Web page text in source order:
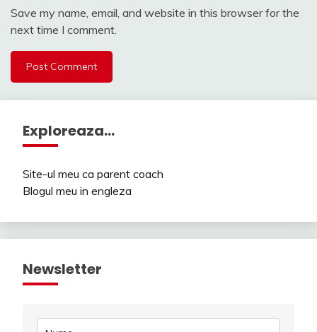
Save my name, email, and website in this browser for the
next time I comment.
Exploreaza…
Site-ul meu ca parent coach
Blogul meu in engleza
Newsletter